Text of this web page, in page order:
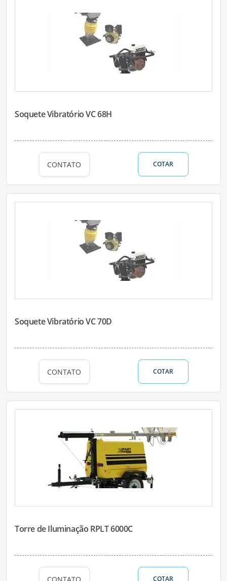
Soquete Vibratório VC 68H
CONTATO COTAR
Soquete Vibratório VC 70D
CONTATO COTAR
Torre de Iluminação RPLT 6000C
CONTATO COTAR